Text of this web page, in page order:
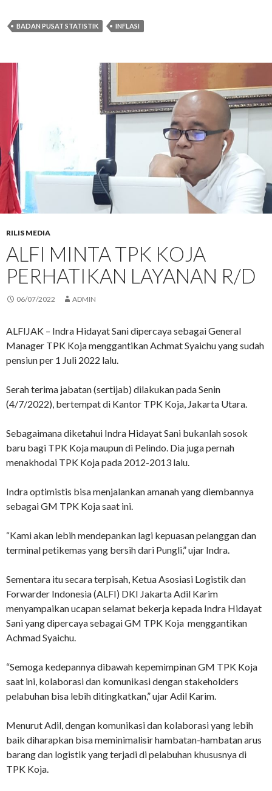
BADAN PUSAT STATISTIK INFLASI
RILIS MEDIA
ALFI MINTA TPK KOJA
PERHATIKAN LAYANAN R/D
06/07/2022 ADMIN
ALFIJAK – Indra Hidayat Sani dipercaya sebagai General
Manager TPK Koja menggantikan Achmat Syaichu yang sudah
pensiun per 1 Juli 2022 lalu.
Serah terima jabatan (sertijab) dilakukan pada Senin
(4/7/2022), bertempat di Kantor TPK Koja, Jakarta Utara.
Sebagaimana diketahui Indra Hidayat Sani bukanlah sosok
baru bagi TPK Koja maupun di Pelindo. Dia juga pernah
menakhodai TPK Koja pada 2012-2013 lalu.
Indra optimistis bisa menjalankan amanah yang diembannya
sebagai GM TPK Koja saat ini.
“Kami akan lebih mendepankan lagi kepuasan pelanggan dan
terminal petikemas yang bersih dari Pungli,” ujar Indra.
Sementara itu secara terpisah, Ketua Asosiasi Logistik dan
Forwarder Indonesia (ALFI) DKI Jakarta Adil Karim
menyampaikan ucapan selamat bekerja kepada Indra Hidayat
Sani yang dipercaya sebagai GM TPK Koja menggantikan
Achmad Syaichu.
“Semoga kedepannya dibawah kepemimpinan GM TPK Koja
saat ini, kolaborasi dan komunikasi dengan stakeholders
pelabuhan bisa lebih ditingkatkan,” ujar Adil Karim.
Menurut Adil, dengan komunikasi dan kolaborasi yang lebih
baik diharapkan bisa meminimalisir hambatan-hambatan arus
barang dan logistik yang terjadi di pelabuhan khususnya di
TPK Koja.